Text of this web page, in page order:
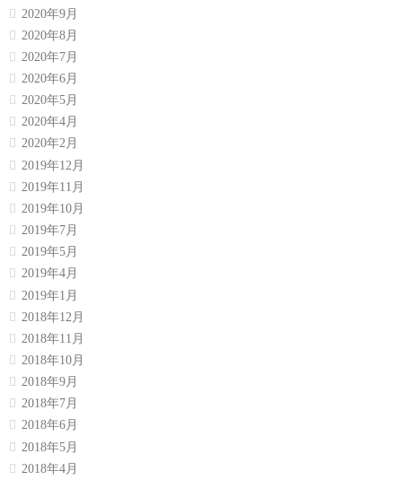
2020年9月
2020年8月
2020年7月
2020年6月
2020年5月
2020年4月
2020年2月
2019年12月
2019年11月
2019年10月
2019年7月
2019年5月
2019年4月
2019年1月
2018年12月
2018年11月
2018年10月
2018年9月
2018年7月
2018年6月
2018年5月
2018年4月